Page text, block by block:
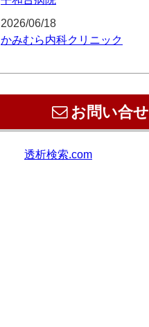
2026/06/18
かみむら内科クリニック
お問い合せ
透析検索.com